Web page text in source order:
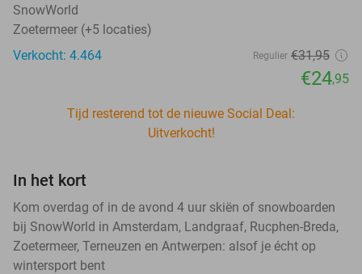
SnowWorld
Zoetermeer (+5 locaties)
Verkocht: 4.464
Regulier €31,95
€24,95
Tijd resterend tot de nieuwe Social Deal:
Uitverkocht!
In het kort
Kom overdag of in de avond 4 uur skiën of snowboarden
bij SnowWorld in Amsterdam, Landgraaf, Rucphen-Breda,
Zoetermeer, Terneuzen en Antwerpen: alsof je écht op
wintersport bent